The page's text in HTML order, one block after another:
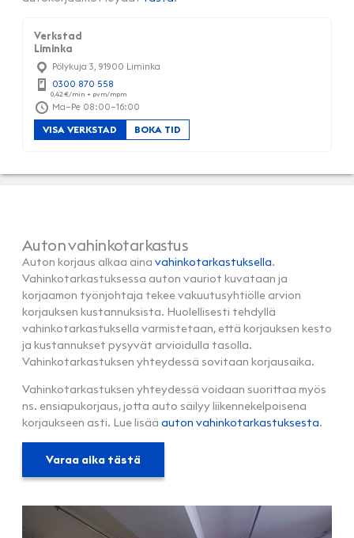
Verkstad
Liminka
Pölykuja 3, 91900 Liminka
0300 870 558
Ma–Pe 08:00–16:00
VISA VERKSTAD BOKA TID
Auton vahinkotarkastus
Auton korjaus alkaa aina vahinkotarkastuksella.
Vahinkotarkastuksessa auton vauriot kuvataan ja
korjaamon työnjohtaja tekee vakuutusyhtiölle arvion
korjauksen kustannuksista. Huolellisesti tehdyllä
vahinkotarkastuksella varmistetaan, että korjauksen kesto
ja kustannukset pysyvät arvioidulla tasolla.
Vahinkotarkastuksen yhteydessä sovitaan korjausaika.
Vahinkotarkastuksen yhteydessä voidaan suorittaa myös
ns. ensiapukorjaus, jotta auto säilyy liikennekelpoisena
korjaukseen asti. Lue lisää auton vahinkotarkastuksesta.
Varaa aika tästä